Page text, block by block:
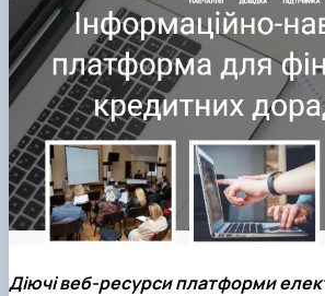
Діючі веб-ресурси платформи